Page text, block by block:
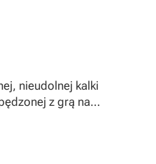
nieudolnej kalki
z grą na
mechanika, którą